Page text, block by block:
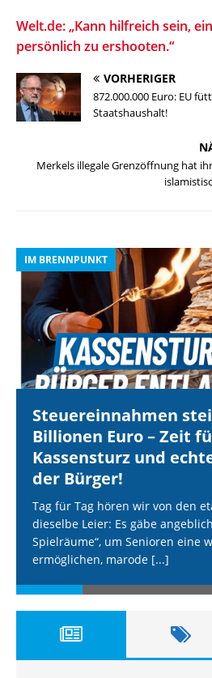
Welt.de: „Kann hilfreich sein,
persönlich zu ershooten.“
VORHERIGER
872.000.000 Euro: EU
Staatshaushalt!
Merkels illegale Grenzöffnung hat
IM BRENNPUNKT
Steuereinnahmen
Billionen Euro – Zeit
Kassensturz und
der Bürger!
Tag für Tag hören wir von den
dieselbe Leier: Es gäbe
Spielräume“, um Senioren eine
ermöglichen, marode [...]